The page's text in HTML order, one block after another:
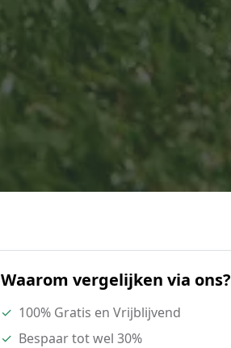
Waarom vergelijken via ons?
✓ 100% Gratis en Vrijblijvend
✓ Bespaar tot wel 30%